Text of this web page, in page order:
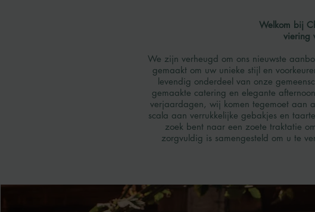
Welkom bij
viering
We zijn verheugd om ons nieuwste
gemaakt om uw unieke stijl en
levendig onderdeel van onze
gemaakte catering en elegante
verjaardagen, wij komen tegemoet aan
scala aan verrukkelijke gebakjes en
zoek bent naar een zoete traktatie
zorgvuldig is samengesteld om u te